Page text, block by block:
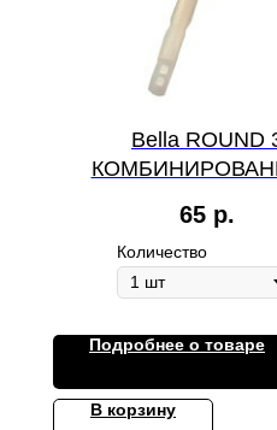
Bella ROUND
65 р.
Количество
Подробнее о товаре
В корзину